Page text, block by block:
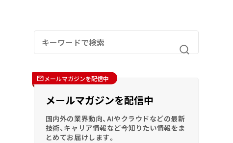
メールマガジンを配信中
メールマガジンを配信中
国内外の業界動向、AIやクラウドなどの最新
技術、キャリア情報など今知りたい情報をま
とめてお届けします。